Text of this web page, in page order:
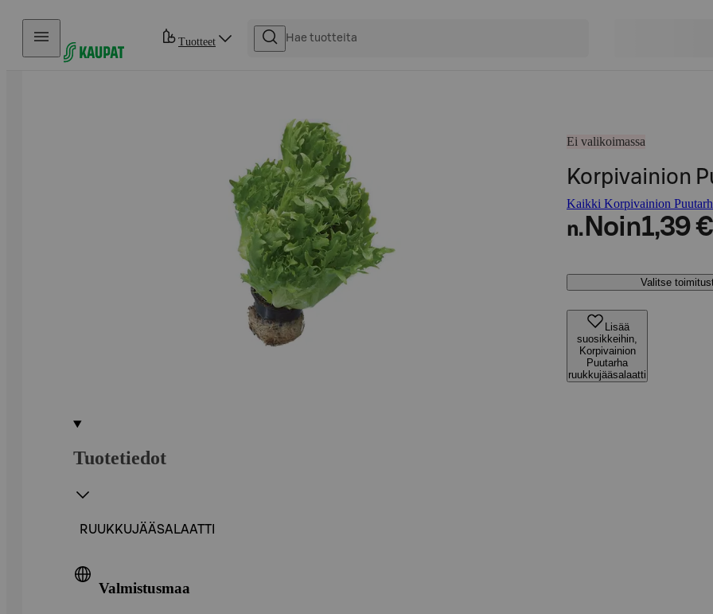
Hyppää sisältöön
Tuotteet
Ei valikoimassa
Korpivainion
Kaikki Korpivainion
n. Noin1,39 €
Valitse
Lisää
suosikkeihin,
Korpivainion
Puutarha
ruukkujääsalaatti
Tuotetiedot
RUUKKUJÄÄSALAATTI
Valmistusmaa